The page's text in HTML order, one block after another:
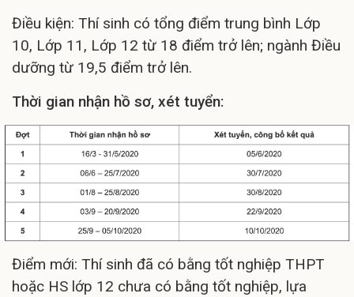
Điều kiện: Thí sinh có tổng điểm trung bình Lớp
10, Lớp 11, Lớp 12 từ 18 điểm trở lên; ngành Điều
dưỡng từ 19,5 điểm trở lên.
Thời gian nhận hồ sơ, xét tuyển:
Điểm mới: Thí sinh đã có bằng tốt nghiệp THPT
hoặc HS lớp 12 chưa có bằng tốt nghiệp, lựa